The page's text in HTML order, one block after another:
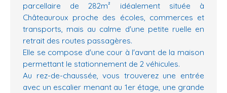
parcellaire de 282m² idéalement située à
Châteauroux proche des écoles, commerces et
transports, mais au calme d'une petite ruelle en
retrait des routes passagères.
Elle se compose d'une cour à l'avant de la maison
permettant le stationnement de 2 véhicules.
Au rez-de-chaussée, vous trouverez une entrée
avec un escalier menant au 1er étage, une grande